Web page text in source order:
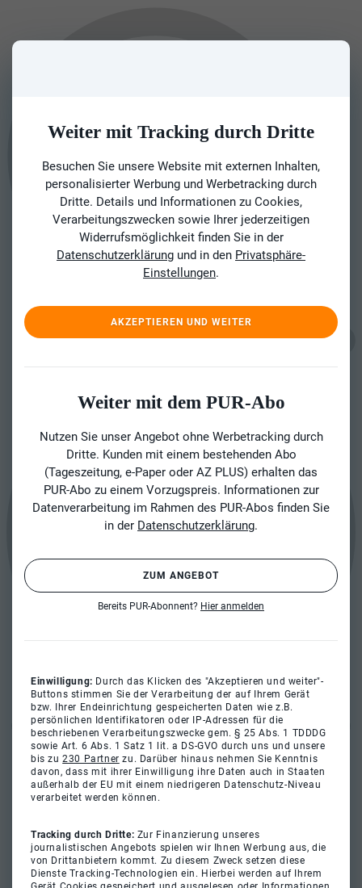
Weiter mit Tracking durch Dritte
Besuchen Sie unsere Website mit externen Inhalten,
personalisierter Werbung und Werbetracking durch
Dritte. Details und Informationen zu Cookies,
Verarbeitungszwecken sowie Ihrer jederzeitigen
Widerrufsmöglichkeit finden Sie in der
Datenschutzerklärung und in den Privatsphäre-
Einstellungen.
AKZEPTIEREN UND WEITER
Weiter mit dem PUR-Abo
Nutzen Sie unser Angebot ohne Werbetracking durch
Dritte. Kunden mit einem bestehenden Abo
(Tageszeitung, e-Paper oder AZ PLUS) erhalten das
PUR-Abo zu einem Vorzugspreis. Informationen zur
Datenverarbeitung im Rahmen des PUR-Abos finden Sie
in der Datenschutzerklärung.
ZUM ANGEBOT
Bereits PUR-Abonnent? Hier anmelden
Einwilligung: Durch das Klicken des "Akzeptieren und weiter"-
Buttons stimmen Sie der Verarbeitung der auf Ihrem Gerät
bzw. Ihrer Endeinrichtung gespeicherten Daten wie z.B.
persönlichen Identifikatoren oder IP-Adressen für die
beschriebenen Verarbeitungszwecke gem. § 25 Abs. 1 TDDDG
sowie Art. 6 Abs. 1 Satz 1 lit. a DS-GVO durch uns und unsere
bis zu230 Partner zu. Darüber hinaus nehmen Sie Kenntnis
davon, dass mit ihrer Einwilligung ihre Daten auch in Staaten
außerhalb der EU mit einem niedrigeren Datenschutz-Niveau
verarbeitet werden können.
Tracking durch Dritte: Zur Finanzierung unseres
journalistischen Angebots spielen wir Ihnen Werbung aus, die
von Drittanbietern kommt. Zu diesem Zweck setzen diese
Dienste Tracking-Technologien ein. Hierbei werden auf Ihrem